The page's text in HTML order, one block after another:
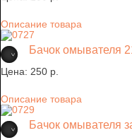
Описание товара
Бачок омывателя
Цена: 250 p.
Описание товара
Бачок омывателя